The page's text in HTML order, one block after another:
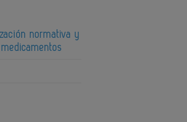
normativa y